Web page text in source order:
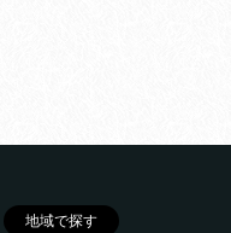
地域で探す